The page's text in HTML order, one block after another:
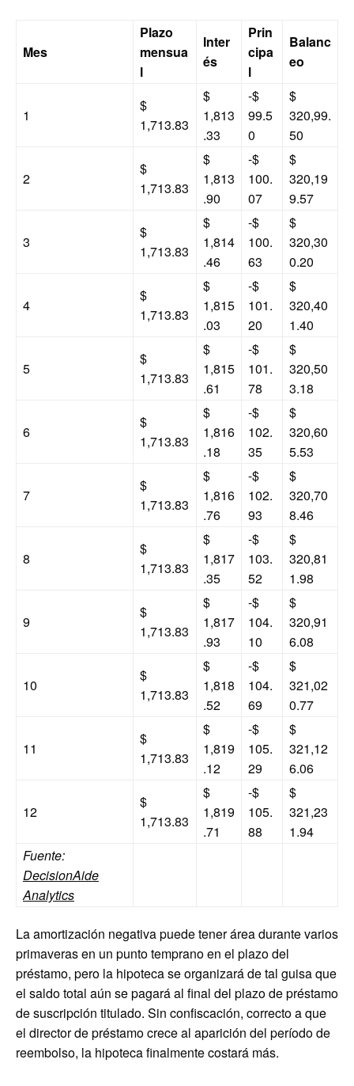
Mes
Plazo
mensua
l
Inter
és
Prin
cipa
l
Balanc
eo
1
$
1,713.83
$
1,813
.33
-$
99.5
0
$
320,99.
50
2
$
1,713.83
$
1,813
.90
-$
100.
07
$
320,19
9.57
3
$
1,713.83
$
1,814
.46
-$
100.
63
$
320,30
0.20
4
$
1,713.83
$
1,815
.03
-$
101.
20
$
320,40
1.40
5
$
1,713.83
$
1,815
.61
-$
101.
78
$
320,50
3.18
6
$
1,713.83
$
1,816
.18
-$
102.
35
$
320,60
5.53
7
$
1,713.83
$
1,816
.76
-$
102.
93
$
320,70
8.46
8
$
1,713.83
$
1,817
.35
-$
103.
52
$
320,81
1.98
9
$
1,713.83
$
1,817
.93
-$
104.
10
$
320,91
6.08
10
$
1,713.83
$
1,818
.52
-$
104.
69
$
321,02
0.77
11
$
1,713.83
$
1,819
.12
-$
105.
29
$
321,12
6.06
12
$
1,713.83
$
1,819
.71
-$
105.
88
$
321,23
1.94
Fuente:
DecisionAide
Analytics
La amortización negativa puede tener área durante varios
primaveras en un punto temprano en el plazo del
préstamo, pero la hipoteca se organizará de tal guisa que
el saldo total aún se pagará al final del plazo de préstamo
de suscripción titulado. Sin confiscación, correcto a que
el director de préstamo crece al aparición del período de
reembolso, la hipoteca finalmente costará más.